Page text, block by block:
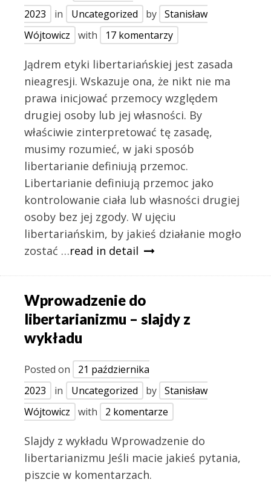
2023
in Uncategorized by Stanisław
Wójtowicz
with 17 komentarzy
Jądrem etyki libertariańskiej jest zasada
nieagresji. Wskazuje ona, że nikt nie ma
prawa inicjować przemocy względem
drugiej osoby lub jej własności. By
właściwie zinterpretować tę zasadę,
musimy rozumieć, w jaki sposób
libertarianie definiują przemoc.
Libertarianie definiują przemoc jako
kontrolowanie ciała lub własności drugiej
osoby bez jej zgody. W ujęciu
libertariańskim, by jakieś działanie mogło
zostać …read in detail
Wprowadzenie do
libertarianizmu – slajdy z
wykładu
Posted on
21 października
2023
in Uncategorized by Stanisław
Wójtowicz
with 2 komentarze
Slajdy z wykładu Wprowadzenie do
libertarianizmu Jeśli macie jakieś pytania,
piszcie w komentarzach.